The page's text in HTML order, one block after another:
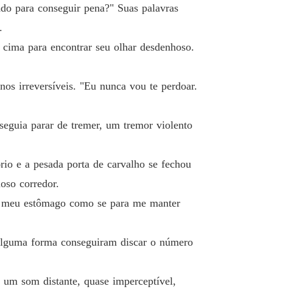
para conseguir pena?" Suas palavras
para encontrar seu olhar desdenhoso.
irreversíveis. "Eu nunca vou te perdoar.
parar de tremer, um tremor violento
e a pesada porta de carvalho se fechou
corredor.
estômago como se para me manter
forma conseguiram discar o número
som distante, quase imperceptível,